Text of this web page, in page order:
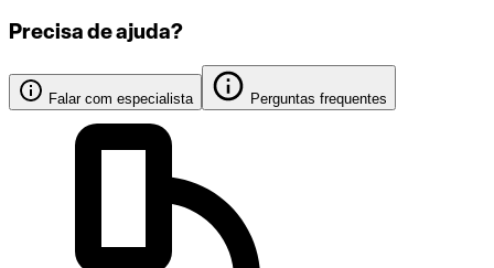
Precisa de ajuda?
Falar com especialista Perguntas frequentes